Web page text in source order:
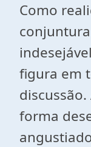
Como
figura em
forma